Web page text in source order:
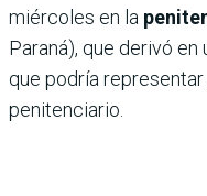
miércoles en la
Paraná), que derivó en
que podría
penitenciario.